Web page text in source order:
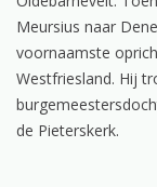
Meursius naar
voornaamste
Westfriesland. Hij
de Pieterskerk.